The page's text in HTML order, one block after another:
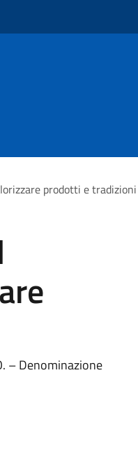
prodotti e
– Denominazione